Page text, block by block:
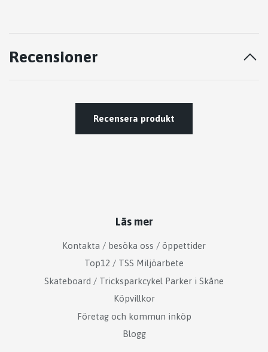
Recensioner
Recensera produkt
Läs mer
Kontakta / besöka oss / öppettider
Top12 / TSS Miljöarbete
Skateboard / Tricksparkcykel Parker i Skåne
Köpvillkor
Företag och kommun inköp
Blogg